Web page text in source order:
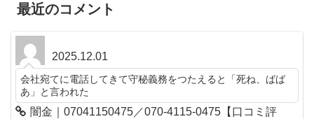
最近のコメント
2025.12.01
会社宛てに電話してきて守秘義務をつたえると「死ね、ばば
あ」と言われた
闇金｜07041150475／070-4115-0475【口コミ評